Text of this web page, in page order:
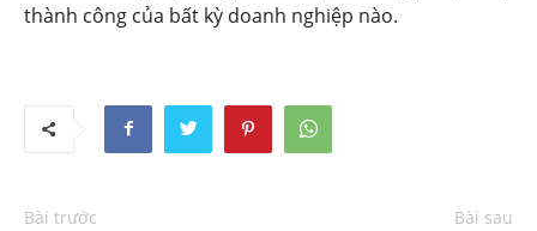
thành công của bất kỳ doanh nghiệp nào.
Bài trước Bài sau